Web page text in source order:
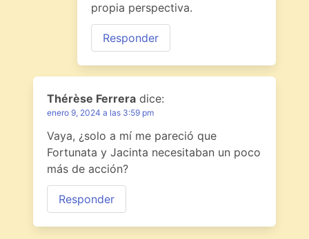
propia perspectiva.
Responder
Thérèse Ferrera dice:
enero 9, 2024 a las 3:59 pm
Vaya, ¿solo a mí me pareció que
Fortunata y Jacinta necesitaban un poco
más de acción?
Responder